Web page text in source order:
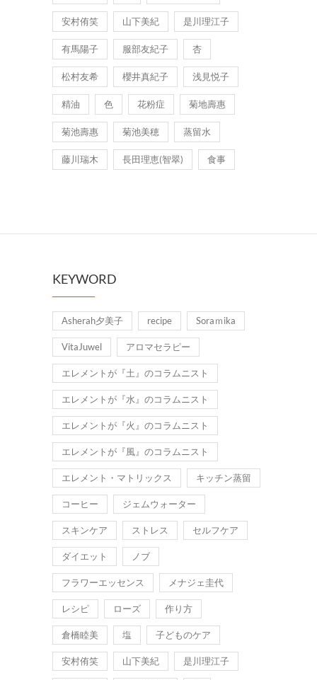
安村侑笑 山下美紀 是川理江子
有馬陽子 服部友紀子 杏
松村友希 櫻井真紀子 浅見悦子
精油 色 花粉症 菊地壽惠
菊池壽惠 菊池美穂 蒸留水
藤川瑞木 長田理恵(智翠) 食事
KEYWORD
Asherah夕美子 recipe Soraｍika
VitaJuwel アロマセラピー
エレメントが『土』のコラムニスト
エレメントが『水』のコラムニスト
エレメントが『火』のコラムニスト
エレメントが『風』のコラムニスト
エレメント・マトリックス キッチン蒸留
コーヒー ジェムウォーター
スキンケア ストレス セルフケア
ダイエット ノブ
フラワーエッセンス メナジェ圭代
レシピ ローズ 作り方
倉橋睦美 塩 子どものケア
安村侑笑 山下美紀 是川理江子